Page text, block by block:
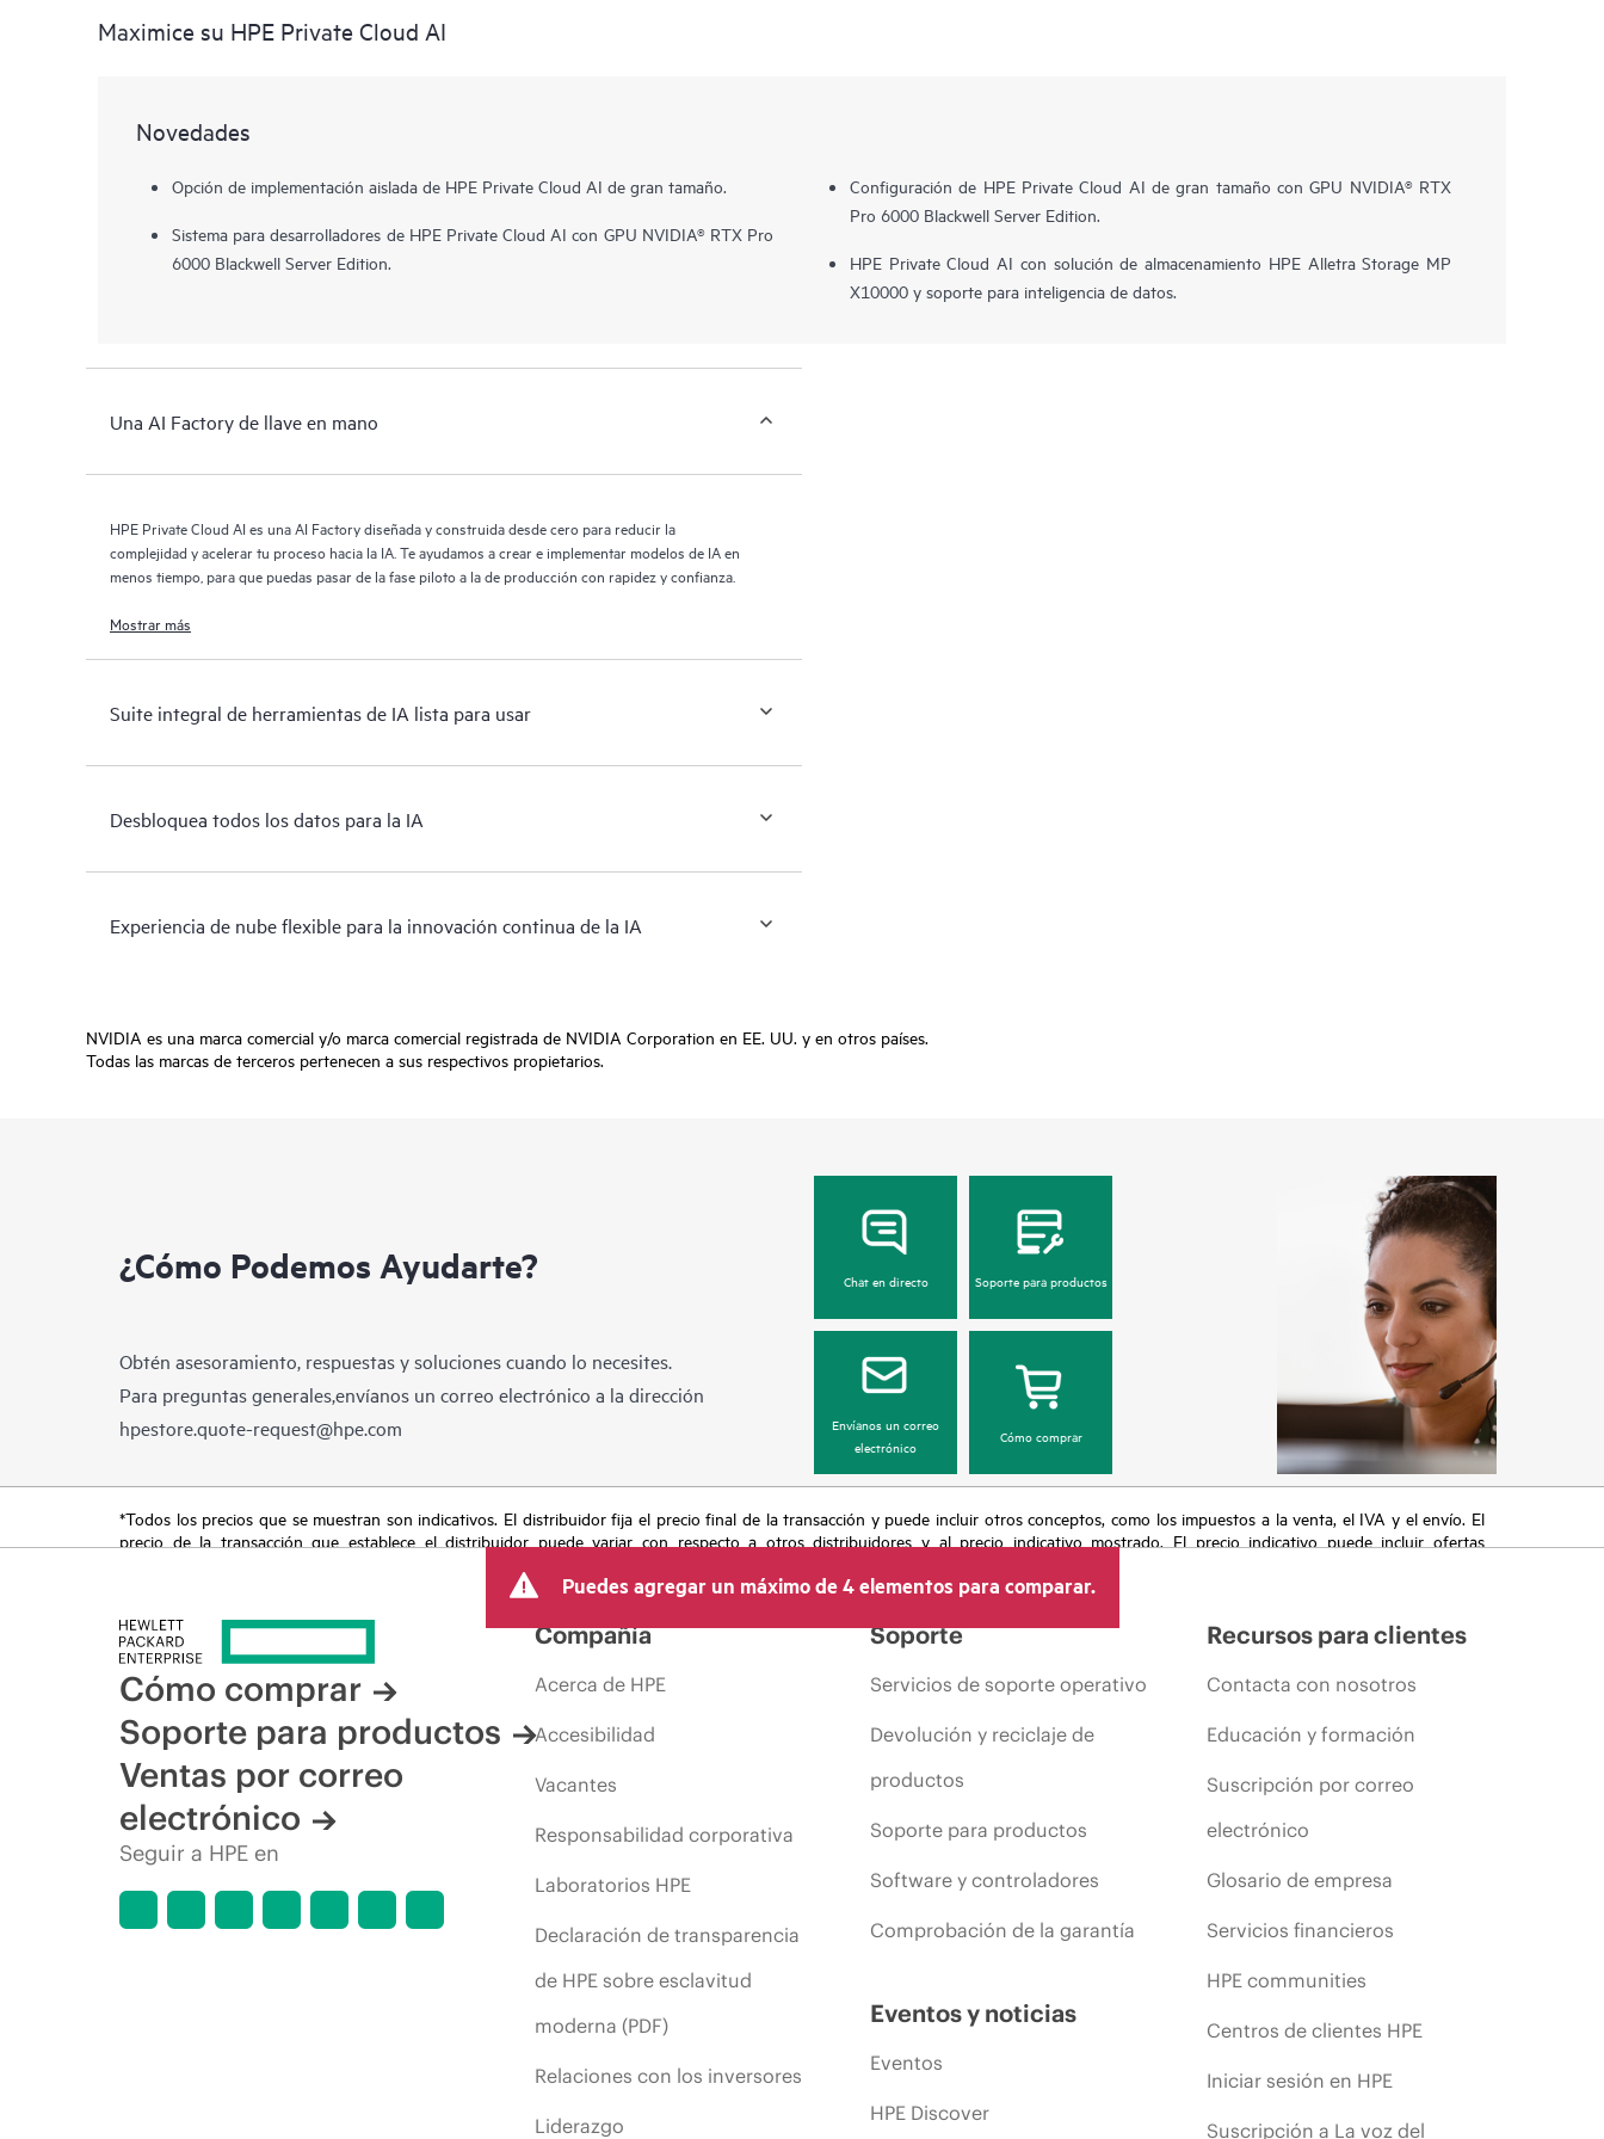
Maximice su HPE Private Cloud AI
Novedades
Opción de implementación aislada de HPE Private Cloud AI de gran tamaño.
Sistema para desarrolladores de HPE Private Cloud AI con GPU NVIDIA® RTX Pro
6000 Blackwell Server Edition.
Configuración de HPE Private Cloud AI de gran tamaño con GPU NVIDIA® RTX
Pro 6000 Blackwell Server Edition.
HPE Private Cloud AI con solución de almacenamiento HPE Alletra Storage MP
X10000 y soporte para inteligencia de datos.
Una AI Factory de llave en mano
HPE Private Cloud AI es una AI Factory diseñada y construida desde cero para reducir la
complejidad y acelerar tu proceso hacia la IA. Te ayudamos a crear e implementar modelos de IA en
menos tiempo, para que puedas pasar de la fase piloto a la de producción con rapidez y confianza.
Mostrar más
Suite integral de herramientas de IA lista para usar
Desbloquea todos los datos para la IA
Experiencia de nube flexible para la innovación continua de la IA
NVIDIA es una marca comercial y/o marca comercial registrada de NVIDIA Corporation en EE. UU. y en otros países.
Todas las marcas de terceros pertenecen a sus respectivos propietarios.
¿Cómo Podemos Ayudarte?
Obtén asesoramiento, respuestas y soluciones cuando lo necesites.
Para preguntas generales,envíanos un correo electrónico a la dirección
hpestore.quote-request@hpe.com
Chat en directo Soporte para productos
Envíanos un correo
electrónico
Cómo comprar
*Todos los precios que se muestran son indicativos. El distribuidor fija el precio final de la transacción y puede incluir otros conceptos, como los impuestos a la venta, el IVA y el envío. El
precio de la transacción que establece el distribuidor puede variar con respecto a otros distribuidores y al precio indicativo mostrado. El precio indicativo puede incluir ofertas
del mercado, descatalogación de productos, disponibilidad limitada de productos, promociones de fin de la vida útil y errores en los anuncios.
Puedes agregar un máximo de 4 elementos para comparar.
Cómo comprar
Soporte para productos
Ventas por correo
electrónico
Seguir a HPE en
Compañía
Acerca de HPE
Accesibilidad
Vacantes
Responsabilidad corporativa
Laboratorios HPE
Declaración de transparencia
de HPE sobre esclavitud
moderna (PDF)
Relaciones con los inversores
Liderazgo
Soporte
Servicios de soporte operativo
Devolución y reciclaje de
productos
Soporte para productos
Software y controladores
Comprobación de la garantía
Eventos y noticias
Eventos
HPE Discover
Recursos para clientes
Contacta con nosotros
Educación y formación
Suscripción por correo
electrónico
Glosario de empresa
Servicios financieros
HPE communities
Centros de clientes HPE
Iniciar sesión en HPE
Suscripción a La voz del